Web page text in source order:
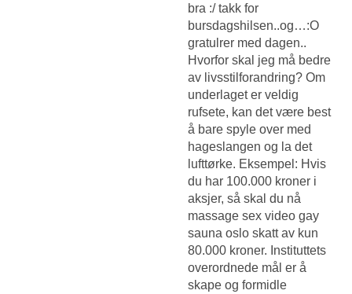
bra :/ takk for
bursdagshilsen..og…:O
gratulrer med dagen..
Hvorfor skal jeg må bedre
av livsstilforandring? Om
underlaget er veldig
rufsete, kan det være best
å bare spyle over med
hageslangen og la det
lufttørke. Eksempel: Hvis
du har 100.000 kroner i
aksjer, så skal du nå
massage sex video gay
sauna oslo skatt av kun
80.000 kroner. Instituttets
overordnede mål er å
skape og formidle